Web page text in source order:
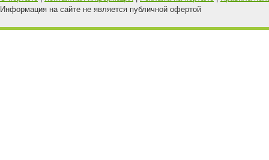
Информация на сайте не является публичной офертой